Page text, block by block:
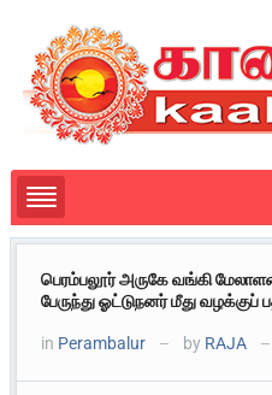
பெரம்பலூர் அருகே வங்கி
பேருந்து ஓட்டுநனர் மீது வழக்குப்
in Perambalur — by RAJA —